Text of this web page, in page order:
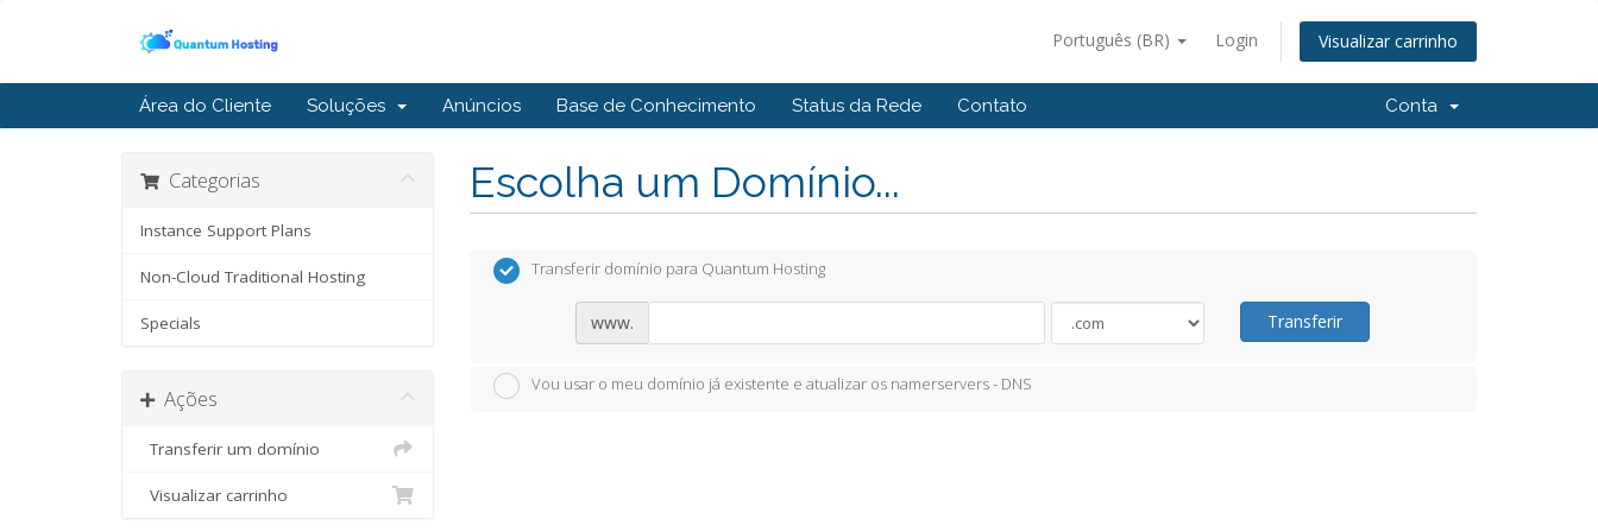
Português (BR) Login Visualizar carrinho
Área do Cliente Soluções Anúncios Base de Conhecimento Status da Rede Contato Conta
Escolha um Domínio...
Categorias
Instance Support Plans
Non-Cloud Traditional Hosting
Specials
Ações
Transferir um domínio
Visualizar carrinho
Transferir domínio para Quantum Hosting
www. Transferir
Vou usar o meu domínio já existente e atualizar os namerservers - DNS